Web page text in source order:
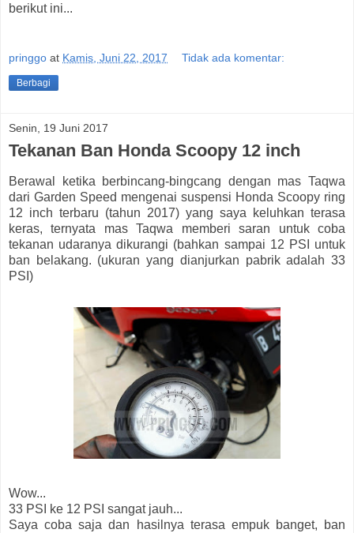
berikut ini...
pringgo at Kamis, Juni 22, 2017 Tidak ada komentar:
Berbagi
Senin, 19 Juni 2017
Tekanan Ban Honda Scoopy 12 inch
Berawal ketika berbincang-bingcang dengan mas Taqwa
dari Garden Speed mengenai suspensi Honda Scoopy ring
12 inch terbaru (tahun 2017) yang saya keluhkan terasa
keras, ternyata mas Taqwa memberi saran untuk coba
tekanan udaranya dikurangi (bahkan sampai 12 PSI untuk
ban belakang. (ukuran yang dianjurkan pabrik adalah 33
PSI)
Wow...
33 PSI ke 12 PSI sangat jauh...
Saya coba saja dan hasilnya terasa empuk banget, ban